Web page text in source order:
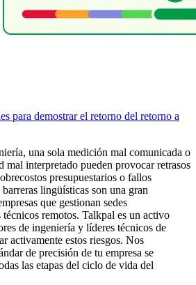
para demostrar el retorno del retorno a
una sola medición mal comunicada o
mal interpretado pueden provocar retrasos
presupuestarios o fallos
lingüísticas son una gran
que gestionan sedes
remotos. Talkpal es un activo
de ingeniería y líderes técnicos de
activamente estos riesgos. Nos
de precisión de tu empresa se
las etapas del ciclo de vida del